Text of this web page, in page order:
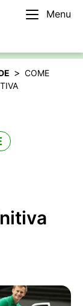
Menu
> COME